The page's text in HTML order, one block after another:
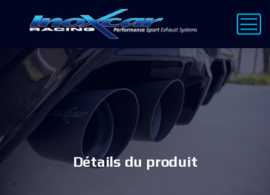
Détails du produit